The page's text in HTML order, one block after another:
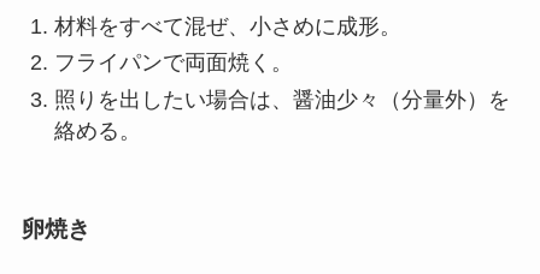
材料をすべて混ぜ、小さめに成形。
フライパンで両面焼く。
照りを出したい場合は、醤油少々（分量外）を
絡める。
卵焼き